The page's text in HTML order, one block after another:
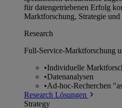
für datengetriebenen Erfolg
Marktforschung, Strategie
Research
Full-Service-Marktforschung
•Individuelle
•Datenanalysen
•Ad-hoc-Recherchen
Research Lösungen
Strategy